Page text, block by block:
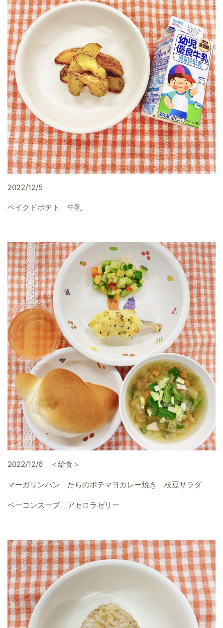
2022/12/5
ベイクドポテト 牛乳
2022/12/6 ＜給食＞
マーガリンパン たらのポテマヨカレー焼き 枝豆サラダ
ベーコンスープ アセロラゼリー